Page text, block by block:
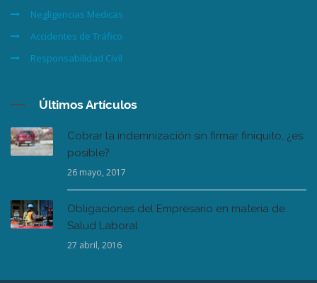
Negligencias Medicas
Accidentes de Tráfico
Responsabilidad Civil
Últimos Artículos
Cobrar la indemnización sin firmar finiquito, ¿es
posible?
26 mayo, 2017
Obligaciones del Empresario en materia de
Salud Laboral
27 abril, 2016